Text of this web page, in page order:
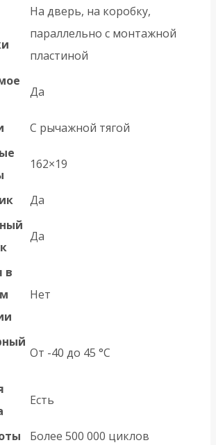
На дверь, на коробку,
параллельно с монтажной
пластиной
Да
С рычажной тягой
162×19
Да
Да
в
Нет
От -40 до 45 °С
Есть
Более 500 000 циклов